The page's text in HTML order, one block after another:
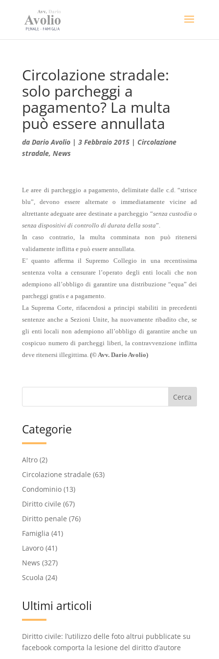
Circolazione stradale:
solo parcheggi a
pagamento? La multa
può essere annullata
da Dario Avolio| 3 Febbraio 2015| Circolazione
stradale, News
Le aree di parcheggio a pagamento, delimitate dalle c.d. “strisce
blu”, devono essere alternate o immediatamente vicine ad
altrettante adeguate aree destinate a parcheggio “senza custodia o
senza dispositivi di controllo di durata della sosta”.
In caso contrario, la multa comminata non può ritenersi
validamente inflitta e può essere annullata.
E’ quanto afferma il Supremo Collegio in una recentissima
sentenza volta a censurare l’operato degli enti locali che non
adempiono all’obbligo di garantire una distribuzione “equa” dei
parcheggi gratis e a pagamento.
La Suprema Corte, rifacendosi a principi stabiliti in precedenti
sentenze anche a Sezioni Unite, ha nuovamente ribadito che, se
gli enti locali non adempiono all’obbligo di garantire anche un
cospicuo numero di parcheggi liberi, la contravvenzione inflitta
deve ritenersi illegittima. (© Avv. Dario Avolio)
Categorie
Altro(2)
Circolazione stradale (63)
Condominio(13)
Diritto civile (67)
Diritto penale (76)
Famiglia (41)
Lavoro(41)
News (327)
Scuola (24)
Ultimi articoli
Diritto civile: l’utilizzo delle foto altrui pubblicate su
facebook comporta la lesione del diritto d’autore